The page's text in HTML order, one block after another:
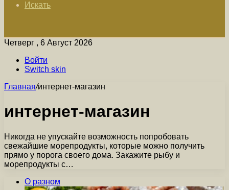
Искать
Четверг , 6 Август 2026
Войти
Switch skin
Главная/интернет-магазин
интернет-магазин
Никогда не упускайте возможность попробовать
свежайшие морепродукты, которые можно получить
прямо у порога своего дома. Закажите рыбу и
морепродукты с…
О разном